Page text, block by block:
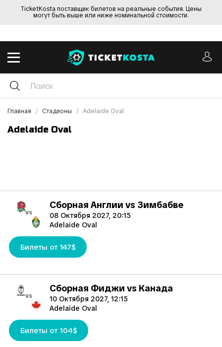
TicketKosta поставщик билетов на реальные события. Цены
могут быть выше или ниже номинальной стоимости.
Главная Стадионы Adelaide Oval
Adelaide Oval
vs
Сборная Англии vs Зимбабве
08 Октября 2027, 20:15
Adelaide Oval
Билеты от 147$
vs
Сборная Фиджи vs Канада
10 Октября 2027, 12:15
Adelaide Oval
Билеты от 104$